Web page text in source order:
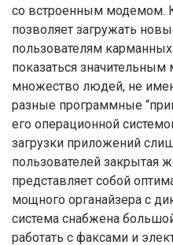
со встроенным модемом.
позволяет загружать
пользователям
показаться
множество людей, не
разные программные
его операционной
загрузки приложений
пользователей закрытая
представляет собой
мощного органайзера с
система снабжена
работать с факсами и